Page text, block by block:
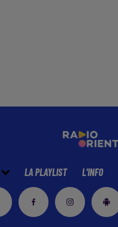
LA PLAYLIST L'INFO